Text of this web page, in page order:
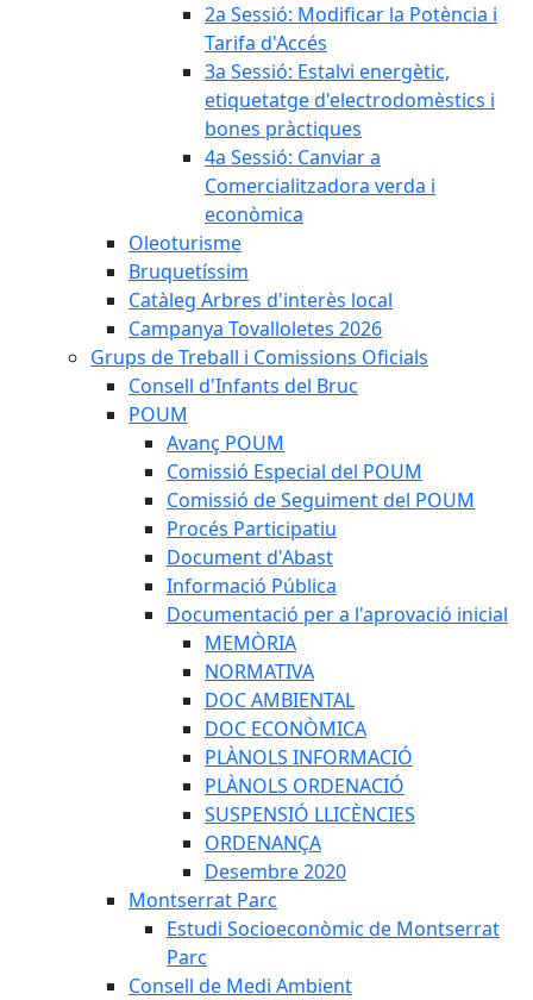
2a Sessió: Modificar la Potència i
Tarifa d'Accés
3a Sessió: Estalvi energètic,
etiquetatge d'electrodomèstics i
bones pràctiques
4a Sessió: Canviar a
Comercialitzadora verda i
econòmica
Oleoturisme
Bruquetíssim
Catàleg Arbres d'interès local
Campanya Tovalloletes 2026
Grups de Treball i Comissions Oficials
Consell d'Infants del Bruc
POUM
Avanç POUM
Comissió Especial del POUM
Comissió de Seguiment del POUM
Procés Participatiu
Document d'Abast
Informació Pública
Documentació per a l'aprovació inicial
MEMÒRIA
NORMATIVA
DOC AMBIENTAL
DOC ECONÒMICA
PLÀNOLS INFORMACIÓ
PLÀNOLS ORDENACIÓ
SUSPENSIÓ LLICÈNCIES
ORDENANÇA
Desembre 2020
Montserrat Parc
Estudi Socioeconòmic de Montserrat
Parc
Consell de Medi Ambient